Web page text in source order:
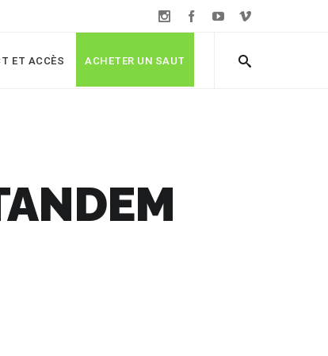
ET ACCÈS ACHETER UN SAUT